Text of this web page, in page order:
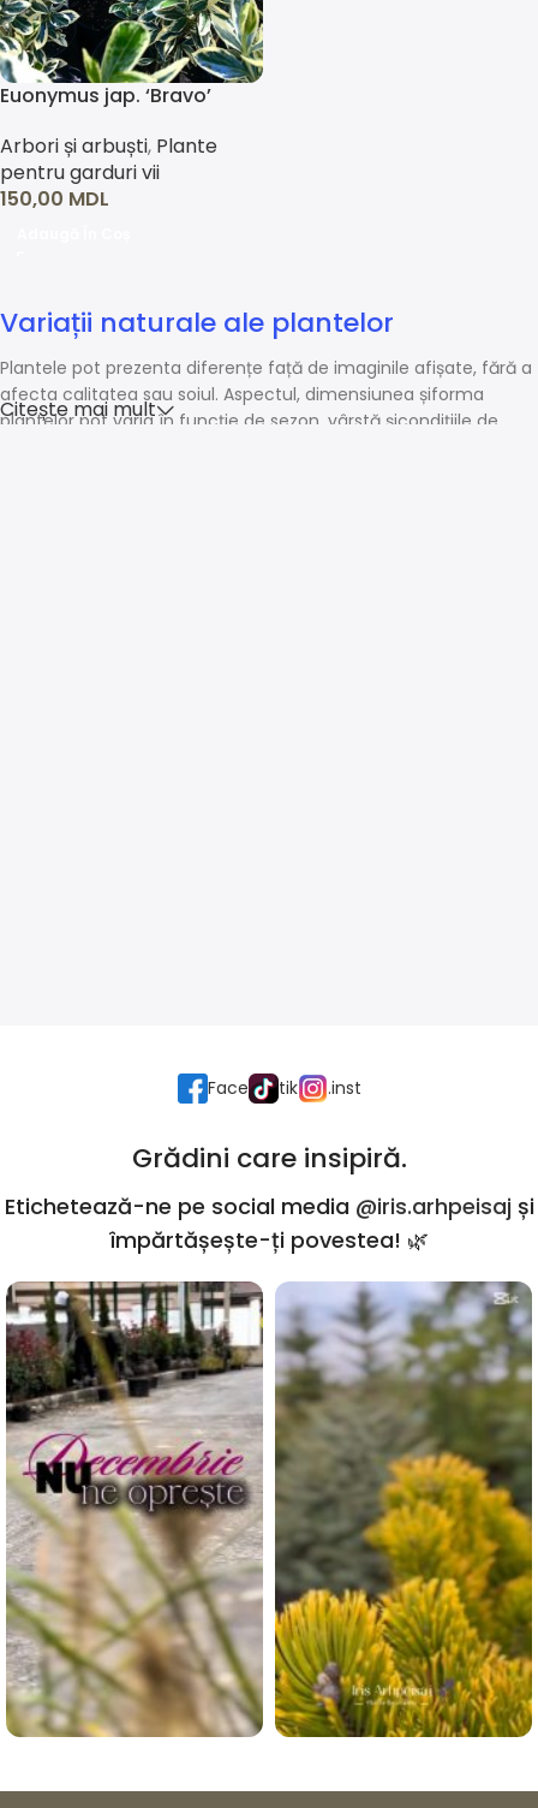
Euonymus jap. ‘Bravo’
Arbori și arbuști, Plante
pentru garduri vii
150,00 MDL
Variații naturale ale plantelor
Plantele pot prezenta diferențe față de imaginile afișate, fără a
afecta calitatea sau soiul. Aspectul, dimensiunea șiforma
plantelor pot varia în funcție de sezon, vârstă șicondițiile de
Citește mai mult
Face tik .inst
Grădini care insipiră.
Etichetează-ne pe social media @iris.arhpeisaj și
împărtășește-ți povestea! 🌿